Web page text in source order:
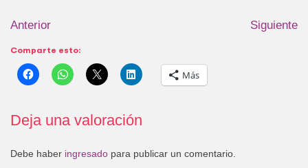
Anterior Siguiente
Comparte esto:
Más
Deja una valoración
Debe haber ingresado para publicar un comentario.